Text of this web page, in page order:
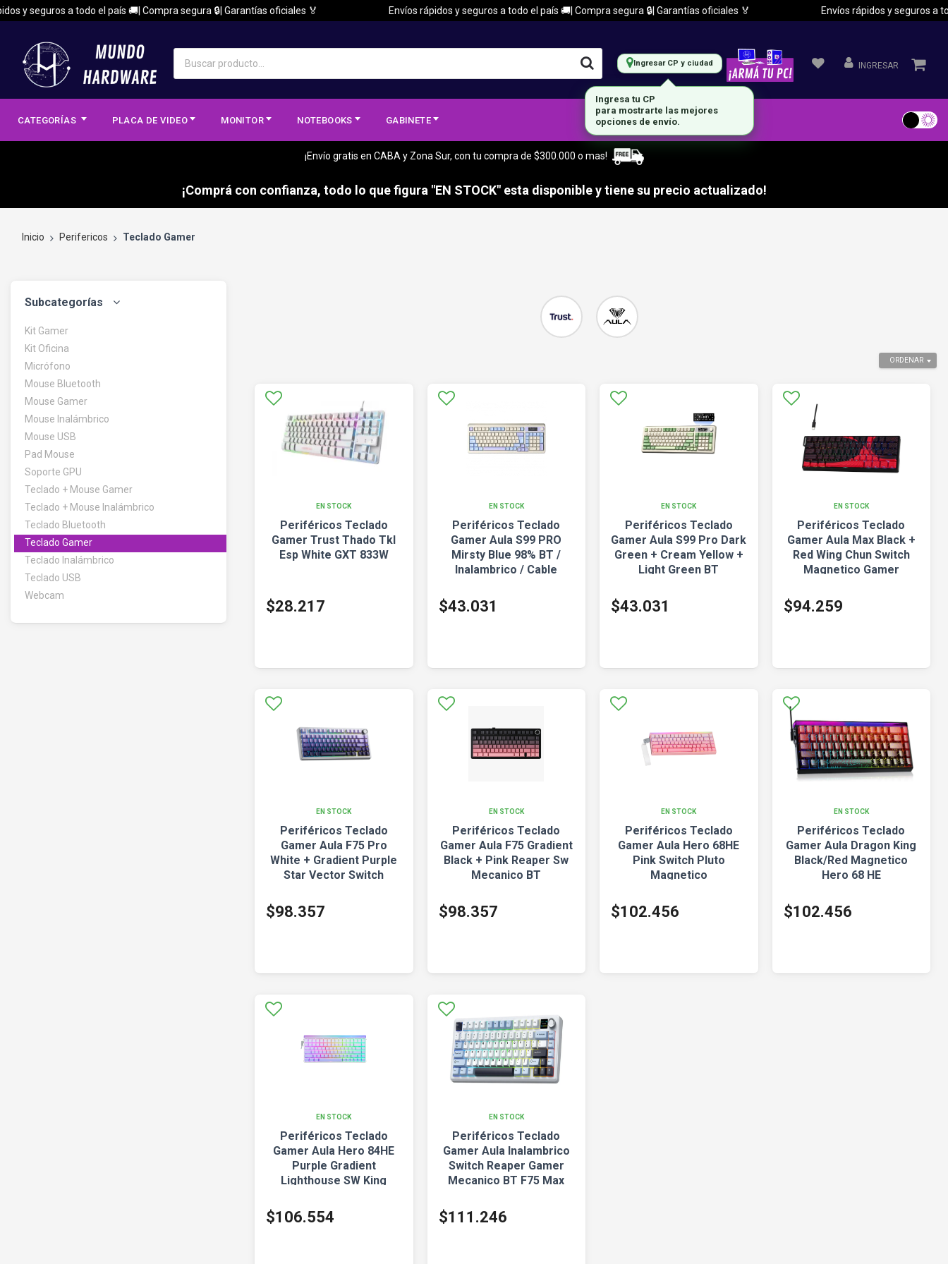
seguros a todo el país 🚚| Compra segura 🔒| Garantías oficiales 🏅 Envíos rápidos y seguros a todo el país 🚚| Compra segura 🔒| Garantías oficiales 🏅 Envíos rápidos y seguros a todo
Ingresar CP y ciudad INGRESAR
CATEGORÍAS PLACA DE VIDEO MONITOR NOTEBOOKS GABINETE
¡Envío gratis en CABA y Zona Sur, con tu compra de $300.000 o mas!
¡Comprá con confianza, todo lo que figura "EN STOCK" esta disponible y tiene su precio actualizado!
Inicio Perifericos Teclado Gamer
Subcategorías
Kit Gamer
Kit Oficina
Micrófono
Mouse Bluetooth
Mouse Gamer
Mouse Inalámbrico
Mouse USB
Pad Mouse
Soporte GPU
Teclado + Mouse Gamer
Teclado + Mouse Inalámbrico
Teclado Bluetooth
Teclado Gamer
Teclado Inalámbrico
Teclado USB
Webcam
ORDENAR
EN STOCK
Periféricos Teclado
Gamer Trust Thado Tkl
Esp White GXT 833W
$28.217
EN STOCK
Periféricos Teclado
Gamer Aula S99 PRO
Mirsty Blue 98% BT /
Inalambrico / Cable
$43.031
EN STOCK
Periféricos Teclado
Gamer Aula S99 Pro Dark
Green + Cream Yellow +
Light Green BT
$43.031
EN STOCK
Periféricos Teclado
Gamer Aula Max Black +
Red Wing Chun Switch
Magnetico Gamer
$94.259
EN STOCK
Periféricos Teclado
Gamer Aula F75 Pro
White + Gradient Purple
Star Vector Switch
$98.357
EN STOCK
Periféricos Teclado
Gamer Aula F75 Gradient
Black + Pink Reaper Sw
Mecanico BT
$98.357
EN STOCK
Periféricos Teclado
Gamer Aula Hero 68HE
Pink Switch Pluto
Magnetico
$102.456
EN STOCK
Periféricos Teclado
Gamer Aula Dragon King
Black/Red Magnetico
Hero 68 HE
$102.456
EN STOCK
Periféricos Teclado
Gamer Aula Hero 84HE
Purple Gradient
Lighthouse SW King
$106.554
EN STOCK
Periféricos Teclado
Gamer Aula Inalambrico
Switch Reaper Gamer
Mecanico BT F75 Max
$111.246